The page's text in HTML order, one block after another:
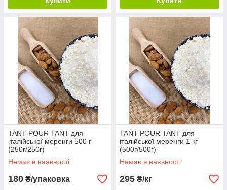
TANT-POUR TANT для
італійської меренги 500 г
(250г/250г)
Немає в наявності
180 ₴/упаковка
TANT-POUR TANT для
італійської меренги 1 кг
(500г/500г)
Немає в наявності
295 ₴/кг